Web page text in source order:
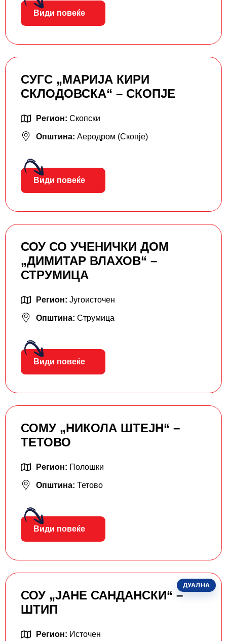
Види повеќе
СУГС „МАРИЈА КИРИ
СКЛОДОВСКА“ – СКОПЈЕ
Регион: Скопски
Општина: Аеродром (Скопје)
Види повеќе
СОУ СО УЧЕНИЧКИ ДОМ
„ДИМИТАР ВЛАХОВ“ –
СТРУМИЦА
Регион: Југоисточен
Општина: Струмица
Види повеќе
СОМУ „НИКОЛА ШТЕЈН“ –
ТЕТОВО
Регион: Полошки
Општина: Тетово
Види повеќе
ДУАЛНА
СОУ „ЈАНЕ САНДАНСКИ“ –
ШТИП
Регион: Источен